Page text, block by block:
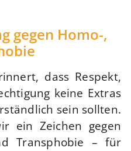
gegen Homo-,
dass Respekt,
keine Extras
sein sollten.
ein Zeichen gegen
Transphobie – für